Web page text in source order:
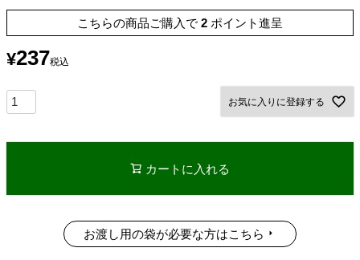
こちらの商品ご購入で 2 ポイント進呈
¥237税込
お気に入りに登録する
カートに入れる
お渡し用の袋が必要な方はこちら